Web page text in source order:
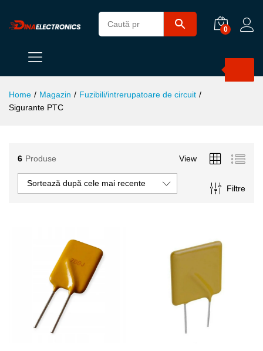
0
Home / Magazin / Fuzibili/intrerupatoare de circuit /
Sigurante PTC
6 Produse View
Filtre
Sortează după cele mai recente